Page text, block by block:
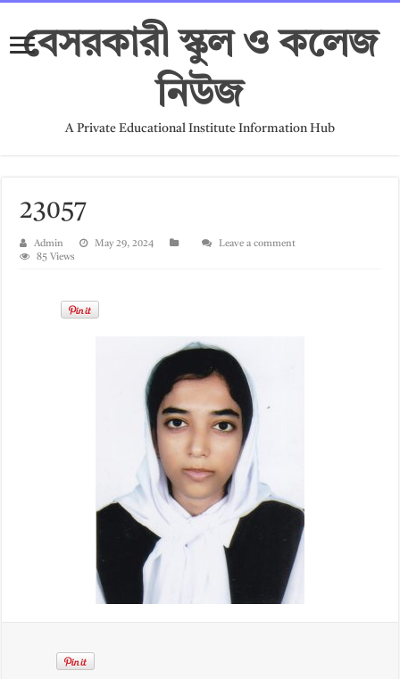
বেসরকারী স্কুল ও কলেজ
নিউজ
A Private Educational Institute Information Hub
23057
Admin May 29, 2024
Leave a comment
85 Views